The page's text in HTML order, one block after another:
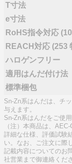
T寸法
e寸法
RoHS指令対応
REACH対応 (253
ハロゲンフリー
適用はんだ付け法
標準梱包
Sn-Zn系はんだは、チ
与えます。
Sn-Zn系はんだをご使
（注）本商品は、
詳細な仕様、評価試験
い。なお、ご注文に際
記載内容についてのお
社営業まで御連絡くだ